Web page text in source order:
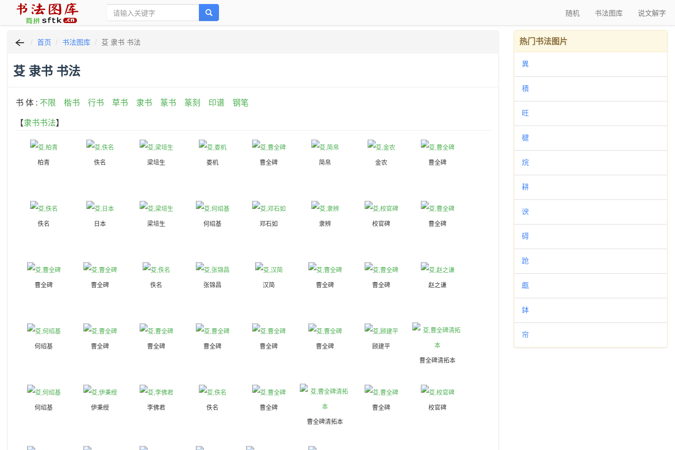
随机 书法图库 说文解字
首页 书法图库 芟 隶书 书法
芟 隶书 书法
书 体 : 不限 楷书 行书 草书 隶书 篆书 篆刻 印谱
钢笔
【隶书书法】
柏青 佚名 梁培生 娄机 曹全碑 简帛 金农 曹全碑
佚名 日本 梁培生 何绍基 邓石如 隶辨 校官碑 曹全碑
曹全碑 曹全碑 佚名 张锦昌 汉简 曹全碑 曹全碑 赵之谦
何绍基 曹全碑 曹全碑 曹全碑 曹全碑 曹全碑
顾建平
曹全碑清拓本
何绍基 伊秉绶 李佛君 佚名
曹全碑
曹全碑清拓本
曹全碑 校官碑
热门书法图片
異
積
旺
楗
烷
耕
谀
碍
跄
甗
鉢
帘